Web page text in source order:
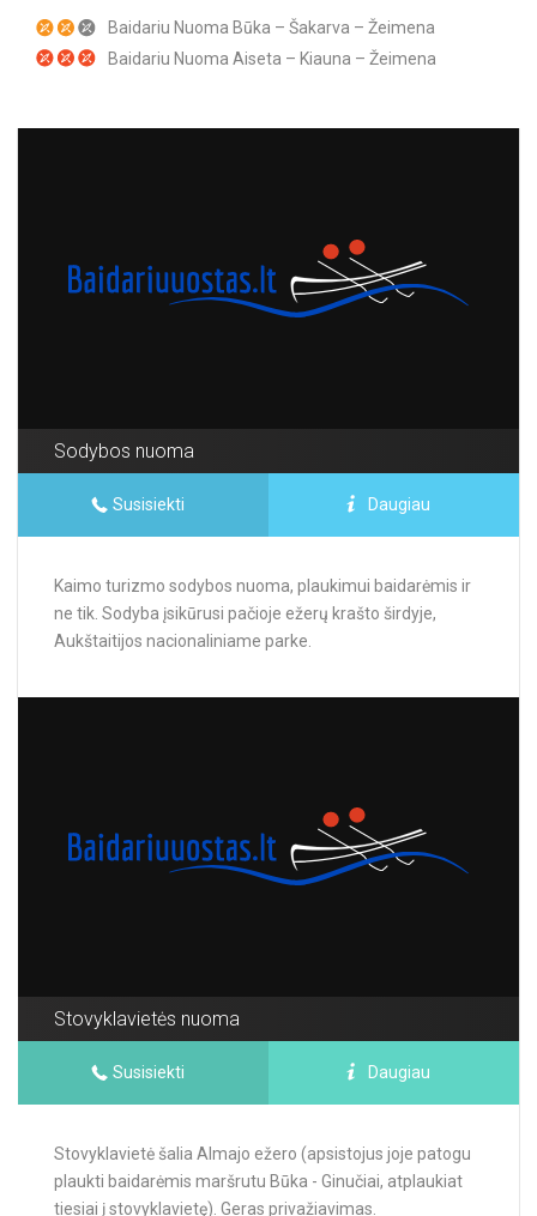
Baidariu Nuoma Būka – Šakarva – Žeimena
Baidariu Nuoma Aiseta – Kiauna – Žeimena
Sodybos nuoma
Susisiekti Daugiau
Kaimo turizmo sodybos nuoma, plaukimui baidarėmis ir
ne tik. Sodyba įsikūrusi pačioje ežerų krašto širdyje,
Aukštaitijos nacionaliniame parke.
Stovyklavietės nuoma
Susisiekti Daugiau
Stovyklavietė šalia Almajo ežero (apsistojus joje patogu
plaukti baidarėmis maršrutu Būka - Ginučiai, atplaukiat
tiesiai į stovyklavietę). Geras privažiavimas.